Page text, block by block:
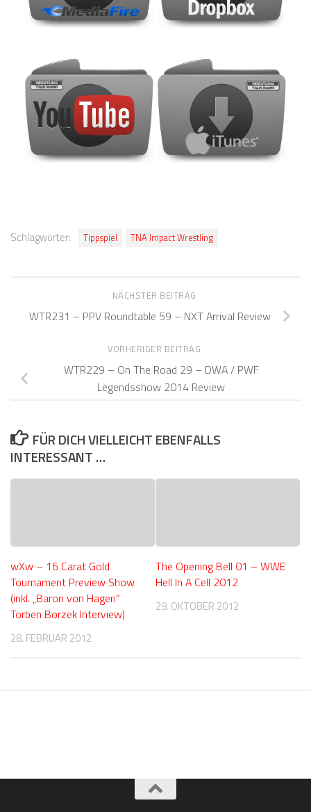
Schlagwörter: Tippspiel TNA Impact Wrestling
NÄCHSTER BEITRAG
WTR231 – PPV Roundtable 59 – NXT Arrival Review
VORHERIGER BEITRAG
WTR229 – On The Road 29 – DWA / PWF
Legendsshow 2014 Review
FÜR DICH VIELLEICHT EBENFALLS
INTERESSANT …
wXw – 16 Carat Gold
Tournament Preview Show
(inkl. „Baron von Hagen“
Torben Borzek Interview)
28. FEBRUAR 2012
The Opening Bell 01 – WWE
Hell In A Cell 2012
29. OKTOBER 2012